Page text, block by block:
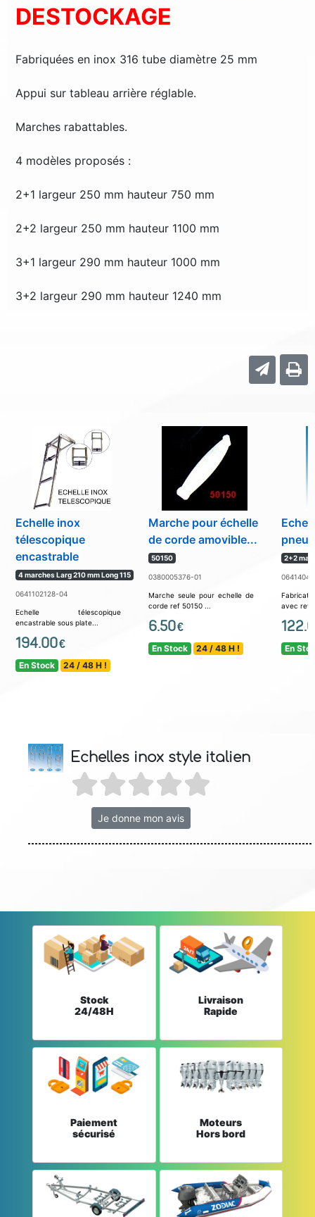
DESTOCKAGE
Fabriquées en inox 316 tube diamètre 25 mm
Appui sur tableau arrière réglable.
Marches rabattables.
4 modèles proposés :
2+1 largeur 250 mm hauteur 750 mm
2+2 largeur 250 mm hauteur 1100 mm
3+1 largeur 290 mm hauteur 1000 mm
3+2 largeur 290 mm hauteur 1240 mm
Echelle inox
télescopique
encastrable
4 marches Larg 210 mm Long 115
0641102128-04
Echelle télescopique
encastrable sous plate...
194.00€
En Stock 24 / 48 H !
Marche pour échelle
de corde amovible...
50150
0380005376-01
Marche seule pour echelle de
corde ref 50150 ...
6.50€
En Stock 24 / 48 H !
2+2
avec
En
Echelles inox style italien
Je donne mon avis
Stock
24/48H
Livraison
Rapide
Paiement
sécurisé
Moteurs
Hors bord